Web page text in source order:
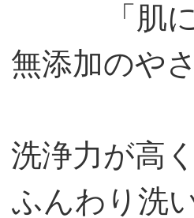
「肌
無添加のや
洗浄力が高
ふんわり洗